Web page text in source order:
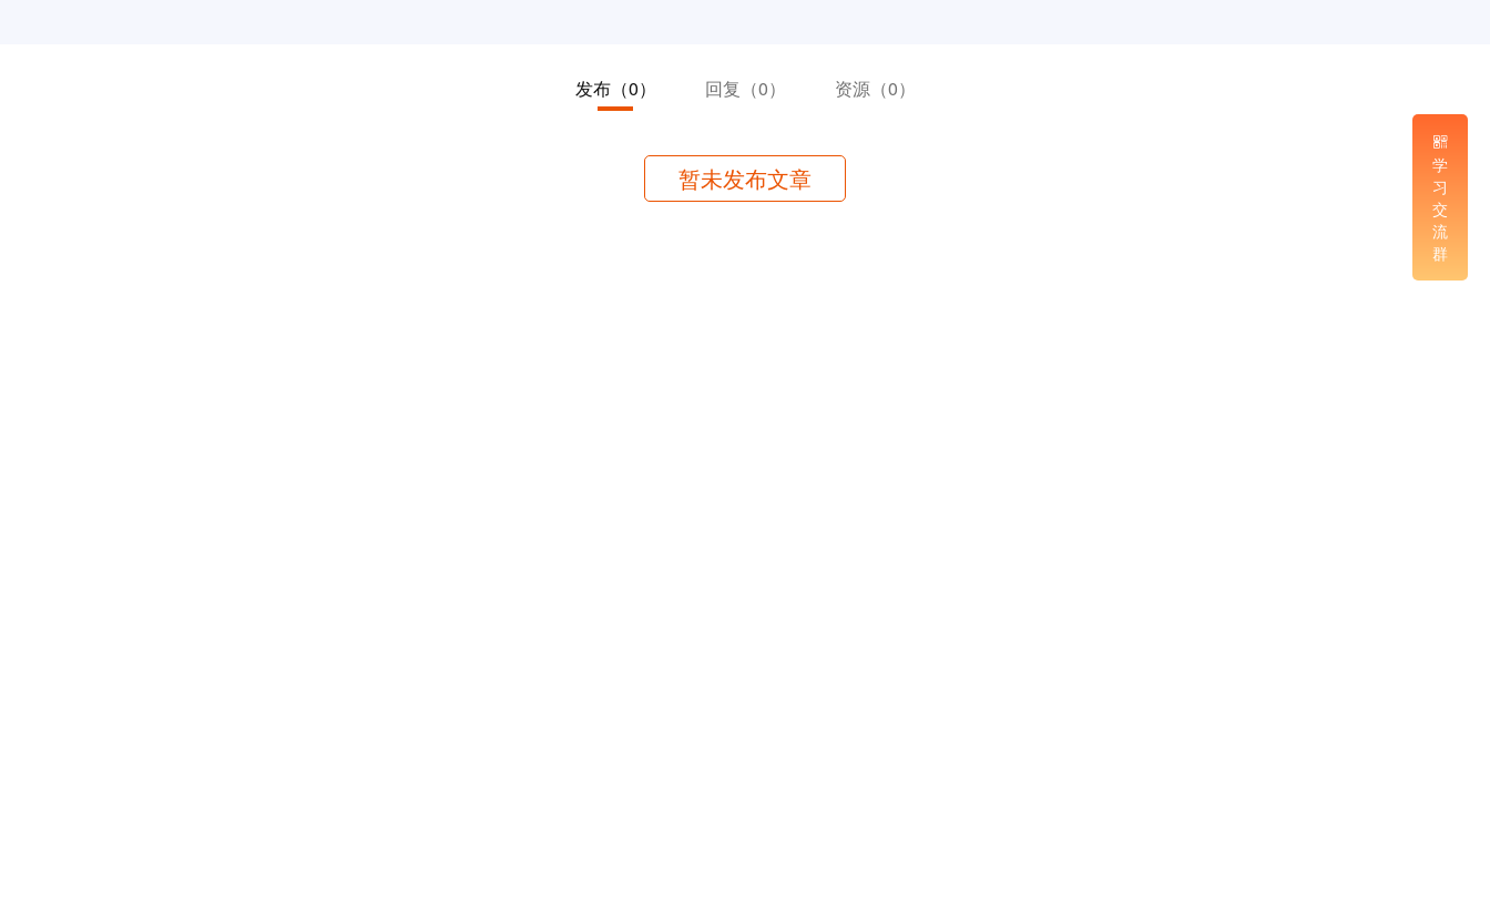
发布（0） 回复 （0） 资源（0）
暂未发布文章
学
习
交
流
群